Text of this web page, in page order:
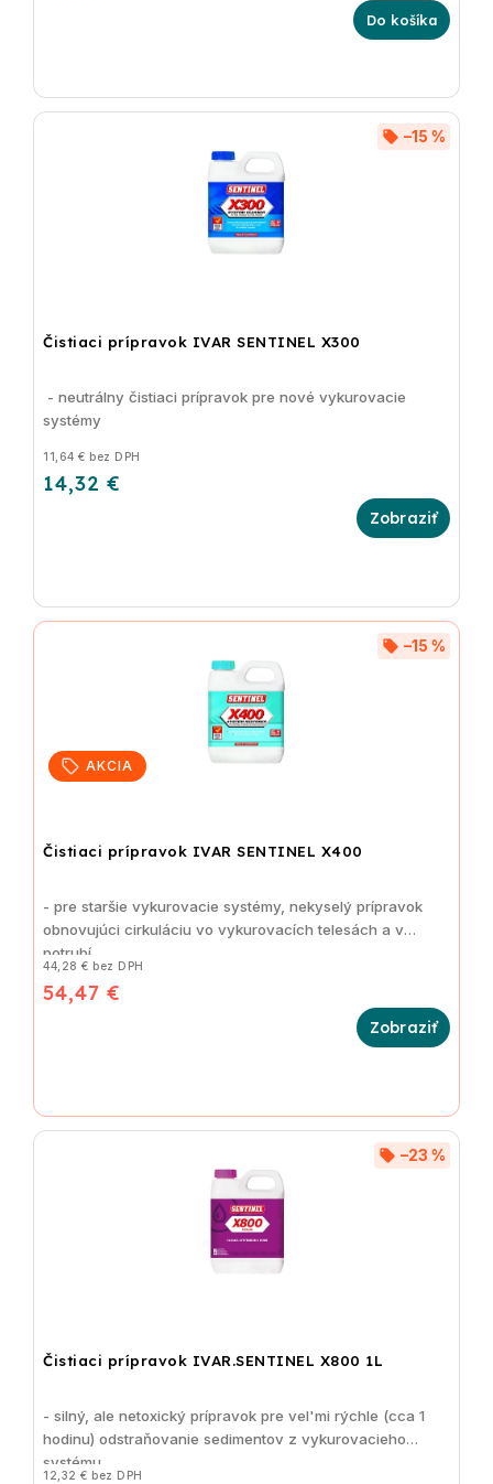
Do košíka
Čistiaci prípravok IVAR SENTINEL X300
–15 %
11,64 € bez DPH
14,32 €
- neutrálny čistiaci prípravok pre nové vykurovacie
systémy
AKCIA
Čistiaci prípravok IVAR SENTINEL X400
–15 %
44,28 € bez DPH
54,47 €
- pre staršie vykurovacie systémy, nekyselý prípravok
obnovujúci cirkuláciu vo vykurovacích telesách a v
potrubí
Čistiaci prípravok IVAR.SENTINEL X800 1L
–23 %
12,32 € bez DPH
- silný, ale netoxický prípravok pre vel'mi rýchle (cca 1
hodinu) odstraňovanie sedimentov z vykurovacieho
systému